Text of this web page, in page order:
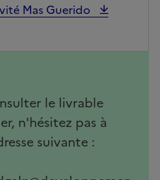
Mas Guerido
le livrable
n'hésitez pas à
suivante :